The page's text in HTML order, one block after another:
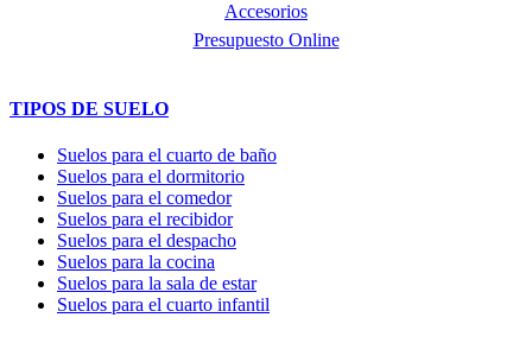
Accesorios
Presupuesto Online
TIPOS DE SUELO
Suelos para el cuarto de baño
Suelos para el dormitorio
Suelos para el comedor
Suelos para el recibidor
Suelos para el despacho
Suelos para la cocina
Suelos para la sala de estar
Suelos para el cuarto infantil